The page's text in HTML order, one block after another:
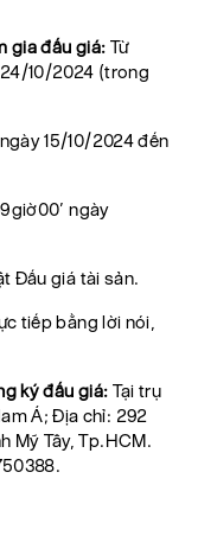
gia đấu giá: Từ
10/2024 (trong
15/10/2024 đến
ngày
Đấu giá tài sản.
tiếp bằng lời nói,
ký đấu giá: Tại trụ
Á; Địa chỉ: 292
Mỹ Tây, Tp.HCM.